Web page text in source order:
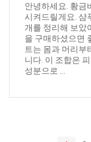
안녕하세요. 황금
시켜드릴게요. 샴
개를 정리해 보았
을 구매하셨으면
트는 몸과 머리부
니다. 이 조합은
성분으로 ...